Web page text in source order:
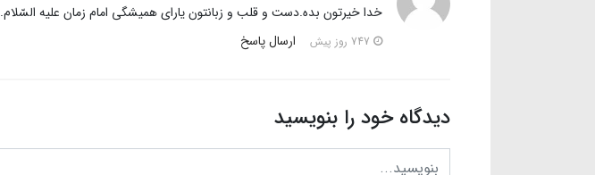
خدا خیرتون بده.دست و قلب و زبانتون یارای همیشگی امام زمان علیه السّلام.
ارسال پاسخ
دیدگاه خود را بنویسید